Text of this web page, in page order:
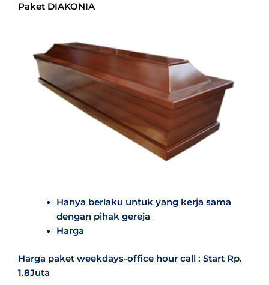
Paket DIAKONIA
Hanya berlaku untuk yang kerja sama
dengan pihak gereja
Harga
Harga paket weekdays-office hour call : Start Rp.
1.8Juta